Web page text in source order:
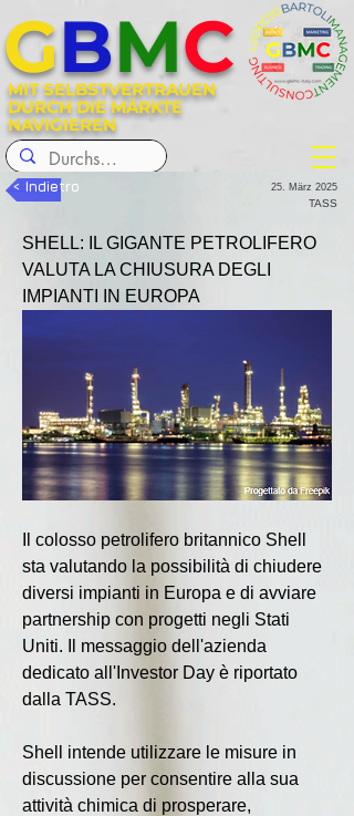
MIT SELBSTVERTRAUEN
DURCH DIE MÄRKTE
NAVIGIEREN
GBMC
< Indietro 25. März 2025
TASS
SHELL: IL GIGANTE PETROLIFERO
VALUTA LA CHIUSURA DEGLI
IMPIANTI IN EUROPA
Il colosso petrolifero britannico Shell
sta valutando la possibilità di chiudere
diversi impianti in Europa e di avviare
partnership con progetti negli Stati
Uniti. Il messaggio dell'azienda
dedicato all'Investor Day è riportato
dalla TASS.
Shell intende utilizzare le misure in
discussione per consentire alla sua
attività chimica di prosperare,